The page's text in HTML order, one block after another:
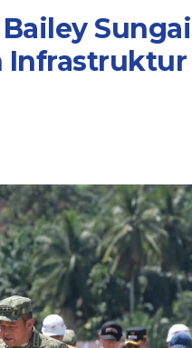
Sungai
Infrastruktur